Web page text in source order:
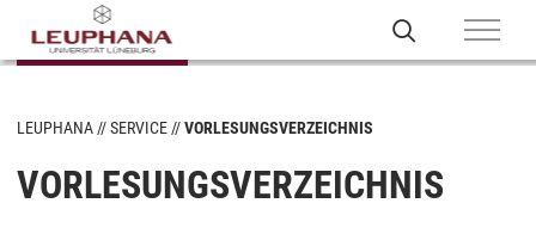
LEUPHANA SERVICE VORLESUNGSVERZEICHNIS
VORLESUNGSVERZEICHNIS